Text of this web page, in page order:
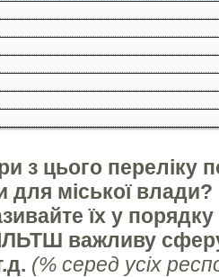
з цього переліку
для міської
їх у
важливу
(% серед усіх